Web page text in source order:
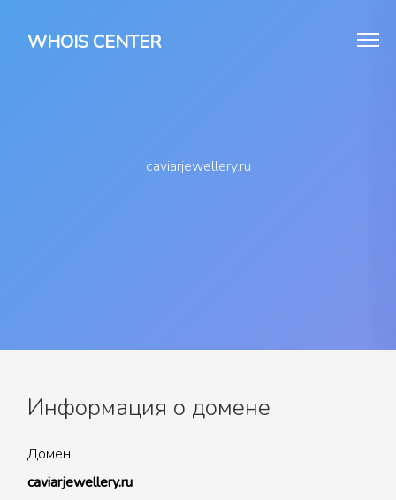
WHOIS CENTER
caviarjewellery.ru
Информация о домене
Домен:
caviarjewellery.ru